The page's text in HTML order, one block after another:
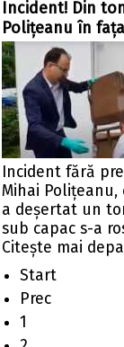
Incident! Din
Polițeanu în
Incident fără
Mihai Polițeanu,
a deșertat un
sub capac s-a
Citeşte mai
Start
Prec
1